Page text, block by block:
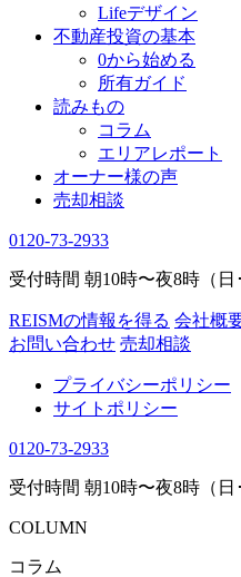
Lifeデザイン
不動産投資の基本
0から始める
所有ガイド
読みもの
コラム
エリアレポート
オーナー様の声
売却相談
0120-73-2933
受付時間 朝10時〜夜8時（日
REISMの情報を得る 会社概
お問い合わせ 売却相談
プライバシーポリシー
サイトポリシー
0120-73-2933
受付時間 朝10時〜夜8時（日
COLUMN
コラム